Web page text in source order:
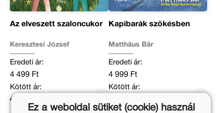
Az elveszett szaloncukor
Keresztesi József
Eredeti ár:
4 499 Ft
Kötött ár:
4 049 Ft
Kapibarák szökésben
Matthäus Bär
Eredeti ár:
4 999 Ft
Kötött ár:
Ez a weboldal sütiket (cookie) használ